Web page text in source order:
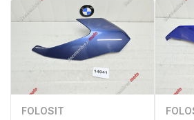
FOLOSIT